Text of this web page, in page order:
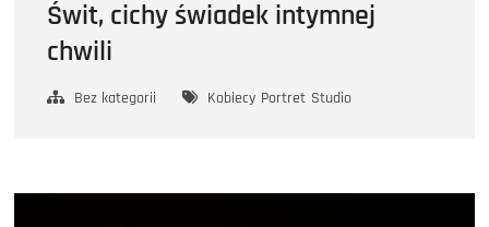
Świt, cichy świadek intymnej
chwili
Bez kategorii Kobiecy Portret Studio